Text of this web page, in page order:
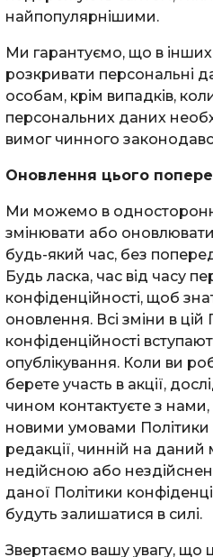
найпопулярнішими.
Ми гарантуємо, що в
розкривати персональні
особам, крім випадків,
персональних даних
вимог чинного
Оновлення цього
Ми можемо в
змінювати або оновлювати
будь-який час, без
Будь ласка, час від часу
конфіденційності, щоб
оновлення. Всі зміни в цій
конфіденційності
опублікування. Коли ви
берете участь в акції,
чином контактуєте з
новими умовами Політики
редакції, чинній на
недійсною або
даної Політики
будуть залишатися в силі.
Звертаємо вашу увагу, що